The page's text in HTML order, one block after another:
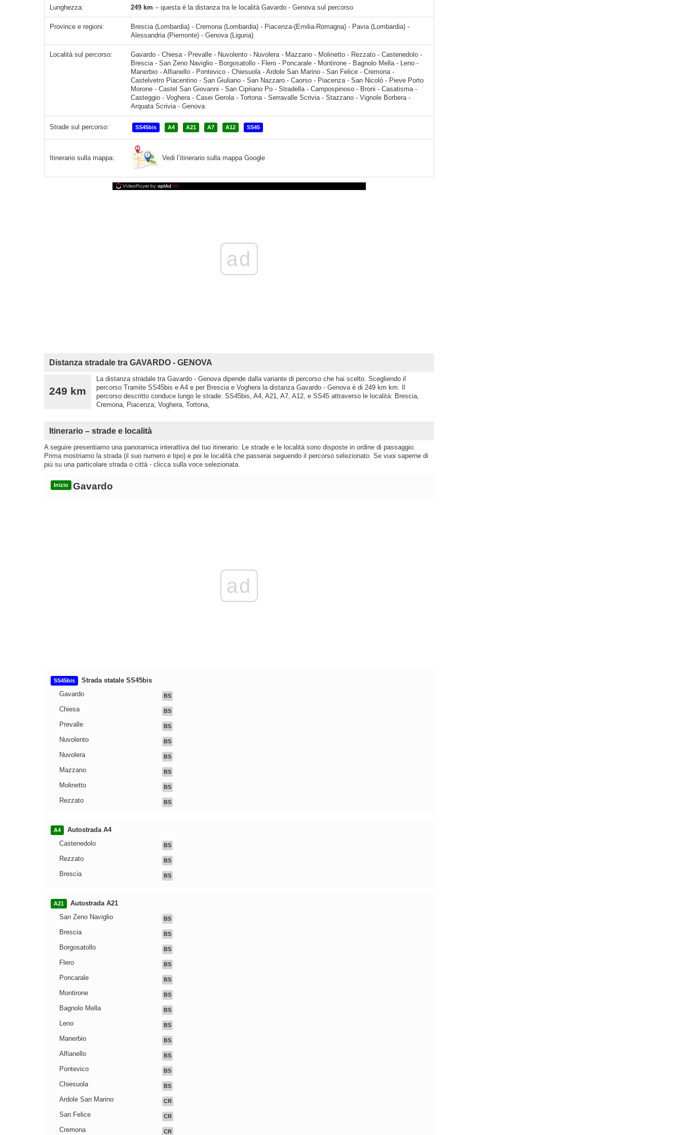
Lunghezza: 249 km – questa è la distanza tra le località Gavardo - Genova sul percorso
Province e regioni:
Brescia (Lombardia) - Cremona (Lombardia) - Piacenza-(Emilia-Romagna) - Pavia (Lombardia) -
Alessandria (Piemonte) - Genova (Liguria)
Località sul percorso: Gavardo - Chiesa - Prevalle - Nuvolento - Nuvolera - Mazzano - Molinetto - Rezzato - Castenedolo - Brescia - San Zeno Naviglio - Borgosatollo - Flero - Poncarale - Montirone - Bagnolo Mella - Leno - Manerbio - Alfianello - Pontevico - Chiesuola - Ardole San Marino - San Felice - Cremona - Castelvetro Piacentino - San Giuliano - San Nazzaro - Caorso - Piacenza - San Nicolò - Pieve Porto Morone - Castel San Giovanni - San Cipriano Po - Stradella - Campospinoso - Broni - Casatisma - Casteggio
Strade sul percorso: SS45bis A4 A21 A7 A12 SS45
Itinerario sulla mappa: Vedi l’itinerario sulla mappa Google
ad
Distanza stradale tra GAVARDO - GENOVA
249 km
La distanza stradale tra Gavardo - Genova dipende dalla variante di percorso che hai scelto. Scegliendo il
percorso Tramite SS45bis e A4 e per Brescia e Voghera la distanza Gavardo - Genova è di 249 km km. Il
percorso descritto conduce lungo le strade: SS45bis, A4, A21, A7, A12, e SS45 attraverso le località: Brescia,
Cremona, Piacenza, Voghera, Tortona,
Itinerario – strade e località
A seguire presentiamo una panoramica interattiva del tuo itinerario. Le strade e le località sono disposte in ordine di passaggio.
Prima mostriamo la strada (il suo numero e tipo) e poi le località che passerai seguendo il percorso selezionato. Se vuoi saperne di
più su una particolare strada o città - clicca sulla voce selezionata.
Inizio Gavardo
ad
SS45bis
Strada statale SS45bis
Gavardo
BS
Chiesa BS
Prevalle BS
Nuvolento BS
Nuvolera BS
Mazzano BS
Molinetto BS
Rezzato BS
A4
Autostrada A4
Castenedolo
BS
Rezzato BS
Brescia BS
A21
Autostrada A21
San Zeno Naviglio
BS
Brescia BS
Borgosatollo BS
Flero BS
Poncarale BS
Montirone BS
Bagnolo Mella BS
Leno BS
Manerbio BS
Alfianello BS
Pontevico BS
Chiesuola BS
Ardole San Marino CR
San Felice CR
Cremona CR